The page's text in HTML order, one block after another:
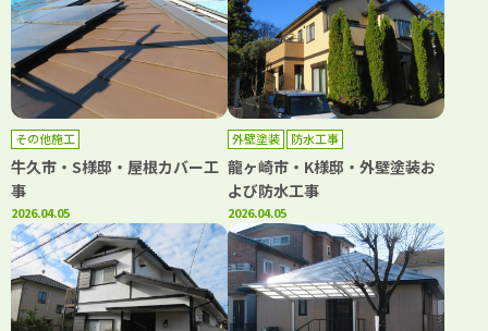
その他施工
牛久市・S様邸・屋根カバー工
事
2026.04.05
外壁塗装 防水工事
龍ヶ崎市・K様邸・外壁塗装お
よび防水工事
2026.04.05